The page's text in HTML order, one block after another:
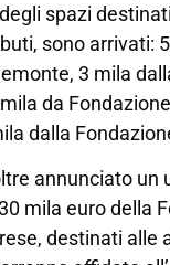
spazi
sono arrivati:
3 mila
da
dalla
annunciato un
mila euro della
destinati alle